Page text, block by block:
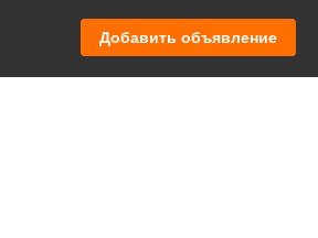
Добавить объявление